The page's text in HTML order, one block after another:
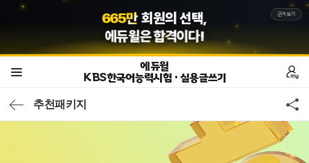
587만 회원의 선택,
에듀윌은 합격이다!
근거보기
에듀윌
KBS한국어능력시험 · 실용글쓰기
추천패키지